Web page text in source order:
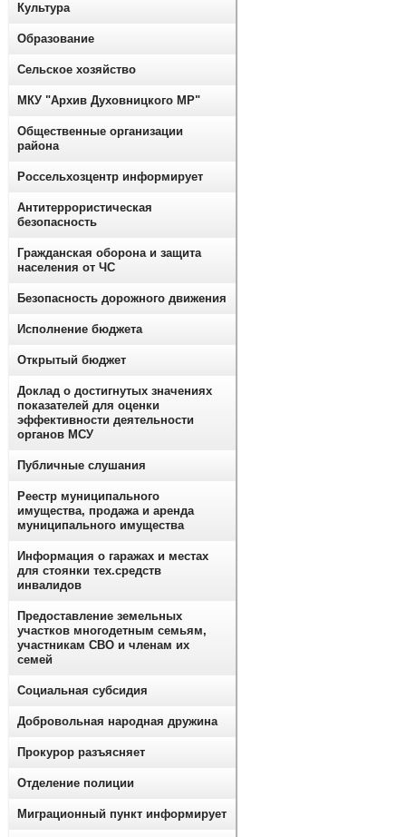
Культура
Образование
Сельское хозяйство
МКУ "Архив Духовницкого МР"
Общественные организации
района
Россельхозцентр информирует
Антитеррористическая
безопасность
Гражданская оборона и защита
населения от ЧС
Безопасность дорожного движения
Исполнение бюджета
Открытый бюджет
Доклад о достигнутых значениях
показателей для оценки
эффективности деятельности
органов МСУ
Публичные слушания
Реестр муниципального
имущества, продажа и аренда
муниципального имущества
Информация о гаражах и местах
для стоянки тех.средств
инвалидов
Предоставление земельных
участков многодетным семьям,
участникам СВО и членам их
семей
Социальная субсидия
Добровольная народная дружина
Прокурор разъясняет
Отделение полиции
Миграционный пункт информирует